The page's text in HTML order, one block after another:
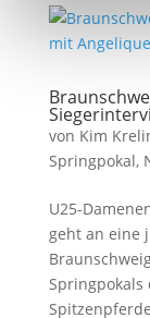
von Kim
Springpokal,
U25-
geht an eine